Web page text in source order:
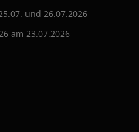
und 26.07.2026
am 23.07.2026